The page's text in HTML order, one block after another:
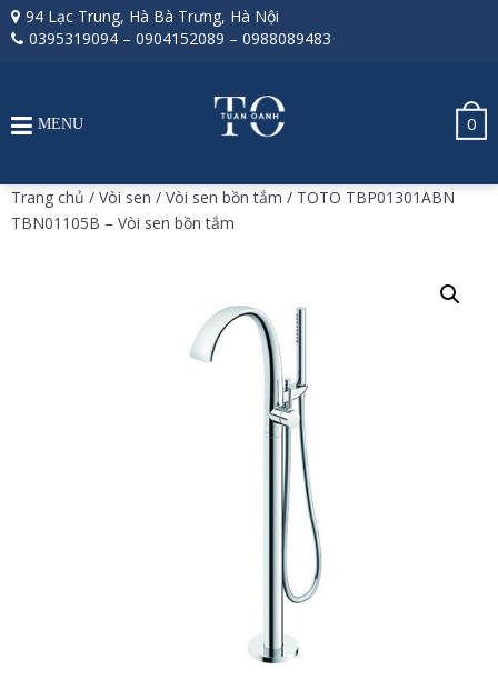
94 Lạc Trung, Hà Bà Trưng, Hà Nội
0395319094 – 0904152089 – 0988089483
0
MENU
Trang chủ / Vòi sen / Vòi sen bồn tắm / TOTO TBP01301ABN
TBN01105B – Vòi sen bồn tắm